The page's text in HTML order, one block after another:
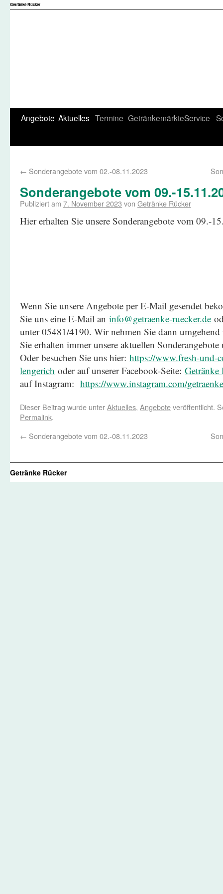
Getränke Rücker
Angebote Aktuelles Termine GetränkemärkteService
← Sonderangebote vom 02.-08.11.2023
Sonderangebote vom 09.-
Publiziert am 7. November 2023 von Getränke Rücker
Hier erhalten Sie unsere Sonderangebote vom 09.-
Wenn Sie unsere Angebote per E-Mail gesendet
Sie uns eine E-Mail an info@getraenke-ruecker.de
unter 05481/4190. Wir nehmen Sie dann
Sie erhalten immer unsere aktuellen
Oder besuchen Sie uns hier: https://www.fresh-und-
lengerich oder auf unserer Facebook-Seite: Getränke
auf Instagram: https://www.instagram.com/
Dieser Beitrag wurde unterAktuelles, Angeboteveröffentlicht.
Permalink.
← Sonderangebote vom 02.-08.11.2023
Getränke Rücker